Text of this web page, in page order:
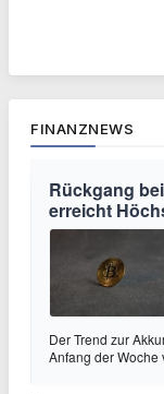
FINANZNEWS
Rückgang
erreicht
Der Trend zur
Anfang der Woche